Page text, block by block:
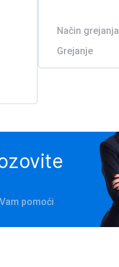
Način grejanja
Grejanje
pomoći